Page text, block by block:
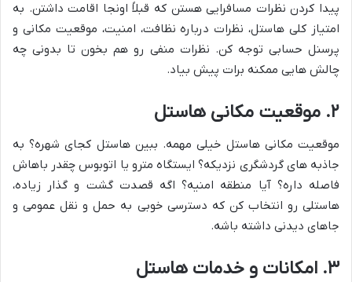
پیدا کردن نظرات مسافرایی هستن که قبلاً اونجا اقامت داشتن. به
امتیاز کلی هاستل، نظرات درباره نظافت، امنیت، موقعیت مکانی و
پرسنل حسابی توجه کن. نظرات منفی رو هم بخون تا بدونی چه
چالش هایی ممکنه برات پیش بیاد.
۲. موقعیت مکانی هاستل
موقعیت مکانی هاستل خیلی مهمه. ببین هاستل کجای شهره؟ به
جاذبه های گردشگری نزدیکه؟ ایستگاه مترو یا اتوبوس چقدر باهاش
فاصله داره؟ آیا منطقه امنیه؟ اگه قصدت گشت و گذار زیاده،
هاستلی رو انتخاب کن که دسترسی خوبی به حمل و نقل عمومی و
جاهای دیدنی داشته باشه.
۳. امکانات و خدمات هاستل